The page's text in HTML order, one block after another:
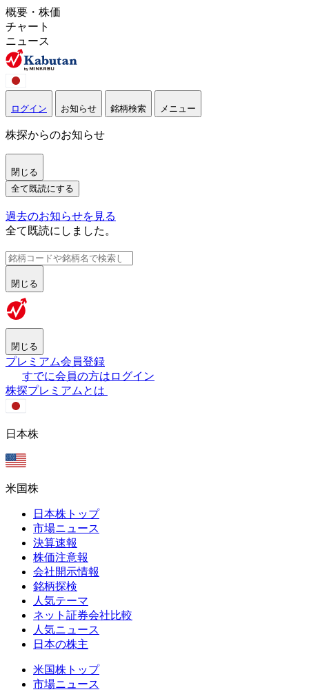
概要・株価
チャート
ニュース
ログイン お知らせ 銘柄検索 メニュー
株探からのお知らせ
閉じる
全て既読にする
過去のお知らせを見る
全て既読にしました。
閉じる
閉じる
プレミアム会員登録
すでに会員の方はログイン
株探プレミアムとは
日本株
米国株
日本株トップ
市場ニュース
決算速報
株価注意報
会社開示情報
銘柄探検
人気テーマ
ネット証券会社比較
人気ニュース
日本の株主
米国株トップ
市場ニュース